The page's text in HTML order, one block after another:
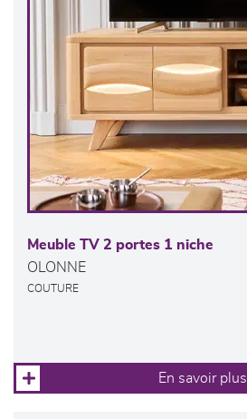
Meuble TV 2 portes 1 niche
OLONNE
COUTURE
En savoir plus